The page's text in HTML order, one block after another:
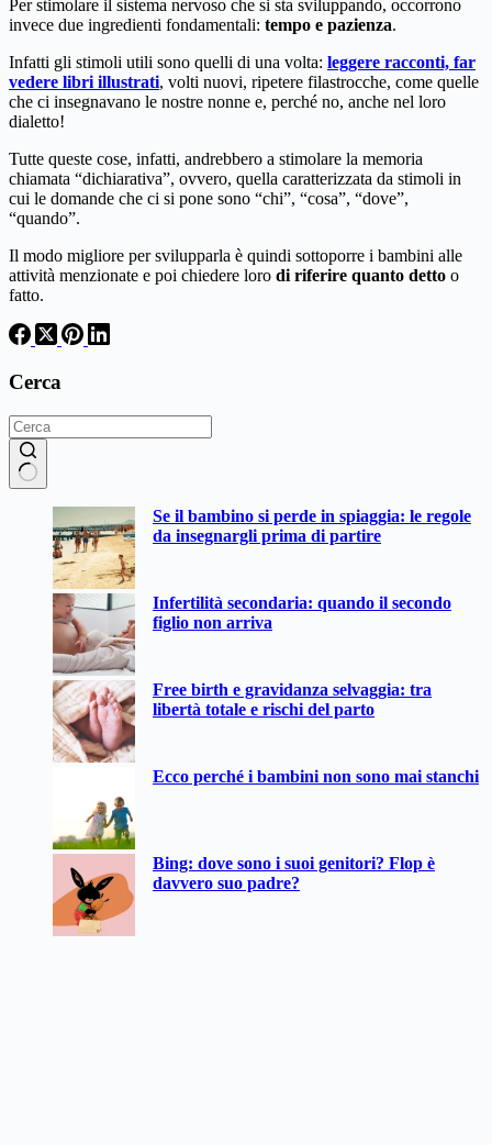
Per stimolare il sistema nervoso che si sta sviluppando, occorrono
invece due ingredienti fondamentali: tempo e pazienza.
Infatti gli stimoli utili sono quelli di una volta: leggere racconti, far
vedere libri illustrati, volti nuovi, ripetere filastrocche, come quelle
che ci insegnavano le nostre nonne e, perché no, anche nel loro
dialetto!
Tutte queste cose, infatti, andrebbero a stimolare la memoria
chiamata “dichiarativa”, ovvero, quella caratterizzata da stimoli in
cui le domande che ci si pone sono “chi”, “cosa”, “dove”,
“quando”.
Il modo migliore per svilupparla è quindi sottoporre i bambini alle
attività menzionate e poi chiedere loro di riferire quanto detto o
fatto.
Cerca
Se il bambino si perde in spiaggia: le regole
da insegnargli prima di partire
Infertilità secondaria: quando il secondo
figlio non arriva
Free birth e gravidanza selvaggia: tra
libertà totale e rischi del parto
Ecco perché i bambini non sono mai stanchi
Bing: dove sono i suoi genitori? Flop è
davvero suo padre?